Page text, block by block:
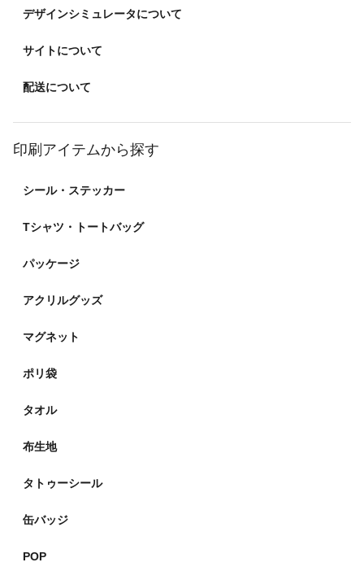
デザインシミュレータについて
サイトについて
配送について
印刷アイテムから探す
シール・ステッカー
Tシャツ・トートバッグ
パッケージ
アクリルグッズ
マグネット
ポリ袋
タオル
布生地
タトゥーシール
缶バッジ
POP